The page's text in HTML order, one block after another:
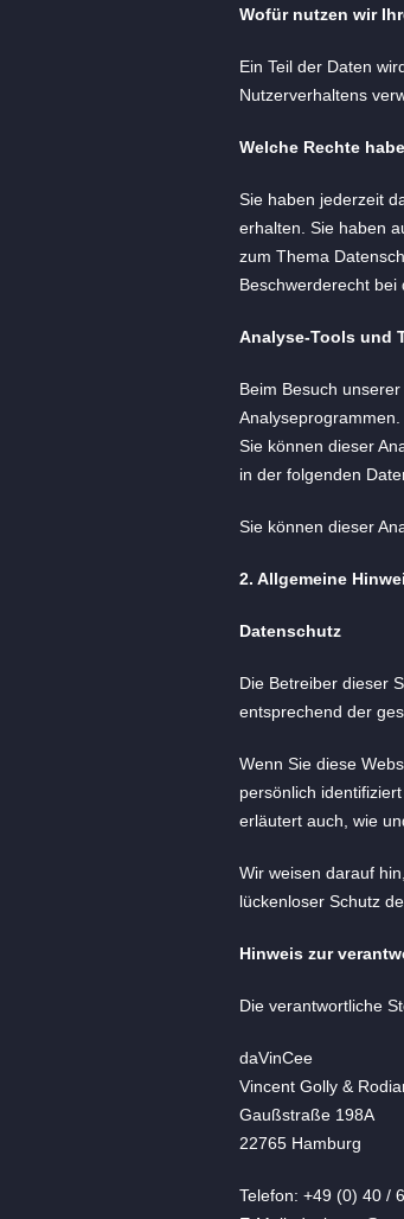
Wofür nutzen wir
Ein Teil der Daten
Nutzerverhaltens
Welche Rechte
Sie haben jederzeit
erhalten. Sie haben
zum Thema
Beschwerderecht bei
Analyse-Tools und
Beim Besuch
Sie können dieser
in der folgenden
Sie können dieser
2. Allgemeine
Datenschutz
Die Betreiber dieser
entsprechend der
Wenn Sie diese
persönlich
erläutert auch, wie
Wir weisen darauf
lückenloser Schutz
Hinweis zur
Die verantwortliche
daVinCee
Vincent Golly &
Gaußstraße 198A
22765 Hamburg
Telefon: +49 (0) 40 /